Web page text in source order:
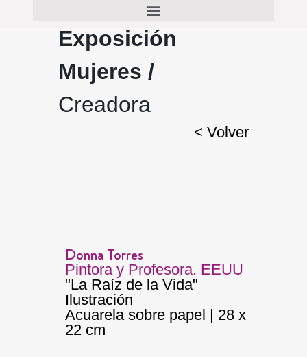
Exposición
Mujeres /
Creadora
< Volver
Donna Torres
Pintora y Profesora. EEUU
"La Raíz de la Vida"
Ilustración
Acuarela sobre papel | 28 x
22 cm